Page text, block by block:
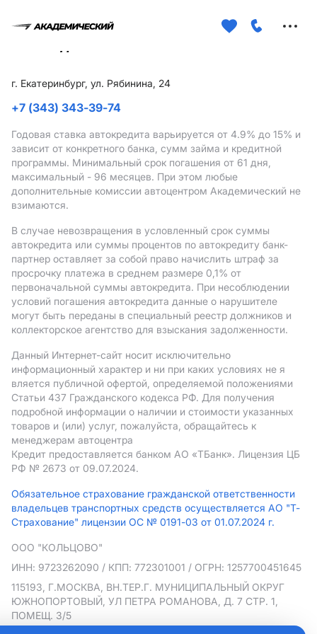
г. Екатеринбург, ул. Рябинина, 24
+7 (343) 343-39-74
Годовая ставка автокредита варьируется от 4.9% до 15% и
зависит от конкретного банка, сумм займа и кредитной
программы. Минимальный срок погашения от 61 дня,
максимальный - 96 месяцев. При этом любые
дополнительные комиссии автоцентром Академический не
взимаются.
В случае невозвращения в условленный срок суммы
автокредита или суммы процентов по автокредиту банк-
партнер оставляет за собой право начислить штраф за
просрочку платежа в среднем размере 0,1% от
первоначальной суммы автокредита. При несоблюдении
условий погашения автокредита данные о нарушителе
могут быть переданы в специальный реестр должников и
коллекторское агентство для взыскания задолженности.
Данный Интернет-сайт носит исключительно
информационный характер и ни при каких условиях не я
вляется публичной офертой, определяемой положениями
Статьи 437 Гражданского кодекса РФ. Для получения
подробной информации о наличии и стоимости указанных
товаров и (или) услуг, пожалуйста, обращайтесь к
менеджерам автоцентра
Кредит предоставляется банком АO «ТБанк». Лицензия ЦБ
РФ № 2673 от 09.07.2024.
Обязательное страхование гражданской ответственности
владельцев транспортных средств осуществляется АО "Т-
Страхование" лицензии ОС № 0191-03 от 01.07.2024 г.
ООО "КОЛЬЦОВО"
ИНН: 9723262090 / КПП: 772301001 / ОГРН: 1257700451645
115193, Г.МОСКВА, ВН.ТЕР.Г. МУНИЦИПАЛЬНЫЙ ОКРУГ
ЮЖНОПОРТОВЫЙ, УЛ ПЕТРА РОМАНОВА, Д. 7 СТР. 1,
ПОМЕЩ. 3/5